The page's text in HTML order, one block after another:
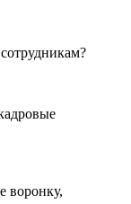
воронку,